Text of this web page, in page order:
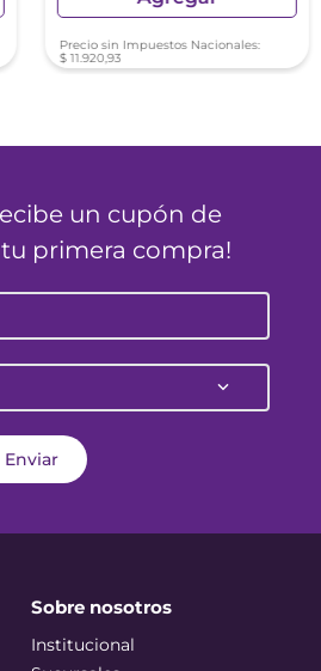
Precio sin Impuestos Nacionales:
$ 11.920,93
un cupón de
primera compra!
Enviar
Sobre nosotros
Institucional